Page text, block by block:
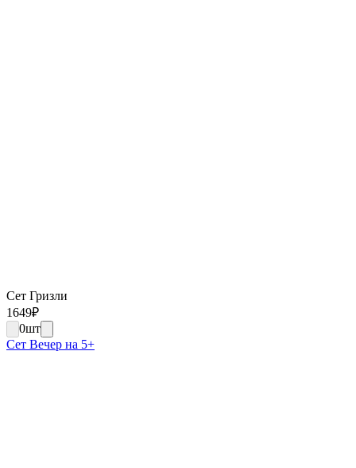
Сет Гризли
1649₽
0шт
Сет Вечер на 5+